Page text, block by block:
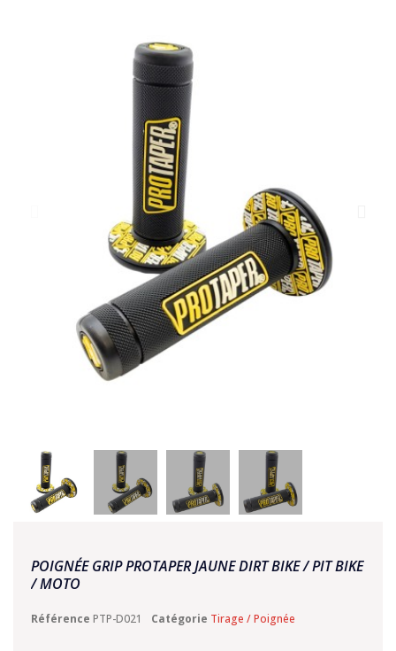
POIGNÉE GRIP PROTAPER JAUNE DIRT BIKE / PIT BIKE
/ MOTO
Référence PTP-D021 Catégorie Tirage / Poignée